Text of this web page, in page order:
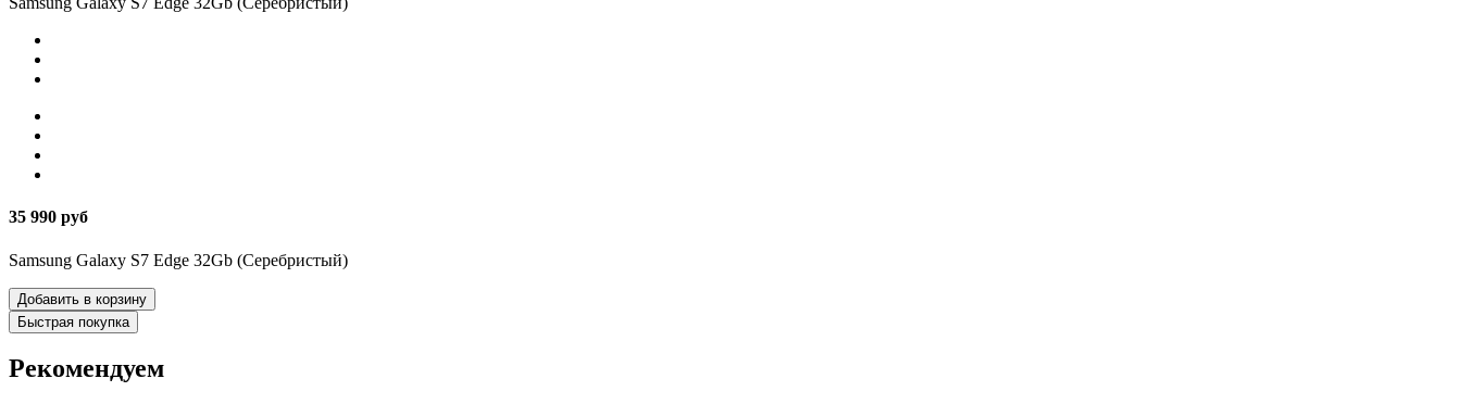
35 990 руб
Samsung Galaxy S7 Edge 32Gb (Серебристый)
Добавить в корзину
Быстрая покупка
Рекомендуем